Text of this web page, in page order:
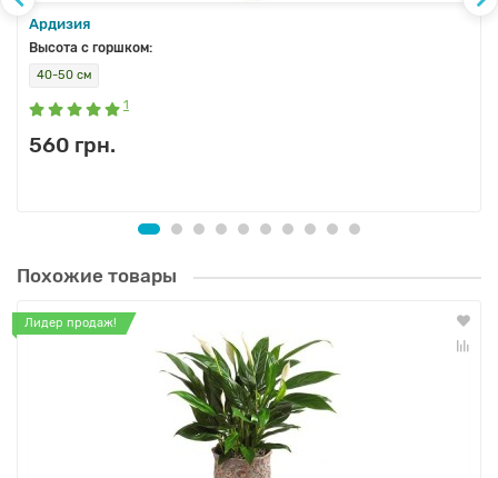
Ардизия
Высота с горшком:
40-50 см
1
560 грн.
Похожие товары
Лидер продаж!